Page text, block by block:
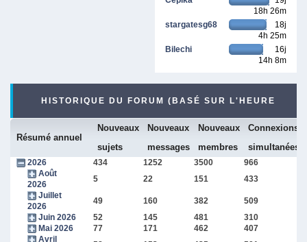
18h 26m
stargatesg68
18j
4h 25m
Bilechi
16j
14h 8m
HISTORIQUE DU FORUM (BASÉ SUR L'HEURE
Résumé annuel
Nouveaux
sujets
Nouveaux
messages
Nouveaux
membres
Connexions
simultanées
2026 434 1252 3500 966
Août
2026
5 22 151 433
Juillet
2026
49 160 382 509
Juin 2026
52 145 481 310
Mai 2026
77 171 462 407
Avril